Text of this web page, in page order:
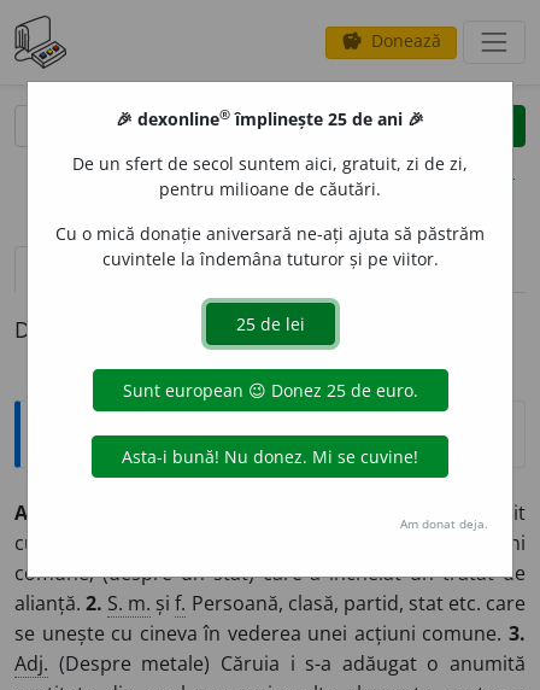
savings Donează
clear
opțiuni
definiții (1) pronunțievolume_up (50)
Definiția cu ID-ul 825084:
Explicative DEX
ALI
Unit, întovărășit
cu cineva printr-o alianță în vederea unei acțiuni
comune; (despre un stat) care a încheiat un tratat de
alianță.2. S. m. șif. Persoană, clasă, partid, stat etc. care
se unește cu cineva în vederea unei acțiuni comune. 3.
Adj. (Despre metale) Căruia i s-a adăugat o anumită
🎉 dexonline® împlinește 25 de ani 🎉
De un sfert de secol suntem aici, gratuit, zi de zi,
pentru milioane de căutări.
Cu o mică donație aniversară ne-ați ajuta să păstrăm
cuvintele la îndemâna tuturor și pe viitor.
Am donat deja.